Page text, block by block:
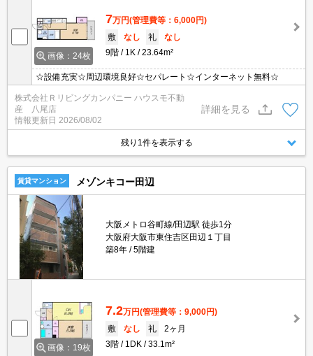
画像：24枚
7万円(管理費等：6,000円)
敷
なし 礼
なし
9階
1K 23.64m²
☆設備充実☆周辺環境良好☆セパレート☆インターネット無料☆
株式会社Ｒリビングカンパニー ハウスモ不動
産 八尾店
情報更新日 2026/08/02
詳細を見る
残り1件を表示する
賃貸マンション メゾンキコー田辺
大阪メトロ谷町線/田辺駅 徒歩1分
大阪府大阪市東住吉区田辺１丁目
築8年
5階建
画像：19枚
7.2万円(管理費等：9,000円)
敷
なし 礼
2ヶ月
3階
1DK 33.1m²